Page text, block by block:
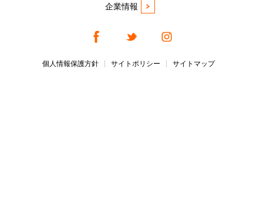
企業情報
個人情報保護方針 サイトポリシー サイトマップ